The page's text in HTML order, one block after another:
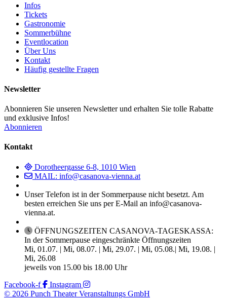
Infos
Tickets
Gastronomie
Sommerbühne
Eventlocation
Über Uns
Kontakt
Häufig gestellte Fragen
Newsletter
Abonnieren Sie unseren Newsletter und erhalten Sie tolle Rabatte
und exklusive Infos!
Abonnieren
Kontakt
Dorotheergasse 6-8, 1010 Wien
MAIL: info@casanova-vienna.at
Unser Telefon ist in der Sommerpause nicht besetzt. Am
besten erreichen Sie uns per E-Mail an info@casanova-
vienna.at.
ÖFFNUNGSZEITEN CASANOVA-TAGESKASSA:
In der Sommerpause eingeschränkte Öffnungszeiten
Mi, 01.07. | Mi, 08.07. | Mi, 29.07. | Mi, 05.08.| Mi, 19.08. |
Mi, 26.08
jeweils von 15.00 bis 18.00 Uhr
Facebook-f
Instagram
© 2026 Punch Theater Veranstaltungs GmbH